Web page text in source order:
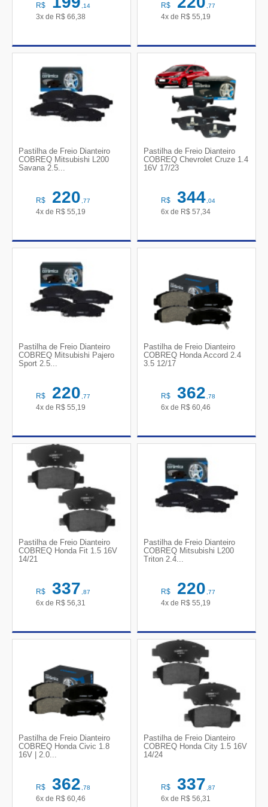
R$ ,14
3x de R$ 66,38
R$ ,77
4x de R$ 55,19
Pastilha de Freio Dianteiro
COBREQ Mitsubishi L200
Savana 2.5...
R$ 220,77
4x de R$ 55,19
Pastilha de Freio Dianteiro
COBREQ Chevrolet Cruze 1.4
16V 17/23
R$ 344,04
6x de R$ 57,34
Pastilha de Freio Dianteiro
COBREQ Mitsubishi Pajero
Sport 2.5...
R$ 220,77
4x de R$ 55,19
Pastilha de Freio Dianteiro
COBREQ Honda Accord 2.4
3.5 12/17
R$ 362,78
6x de R$ 60,46
Pastilha de Freio Dianteiro
COBREQ Honda Fit 1.5 16V
14/21
R$ 337,87
6x de R$ 56,31
Pastilha de Freio Dianteiro
COBREQ Mitsubishi L200
Triton 2.4...
R$ 220,77
4x de R$ 55,19
Pastilha de Freio Dianteiro
COBREQ Honda Civic 1.8
16V | 2.0...
R$ 362,78
6x de R$ 60,46
Pastilha de Freio Dianteiro
COBREQ Honda City 1.5 16V
14/24
R$ 337,87
6x de R$ 56,31